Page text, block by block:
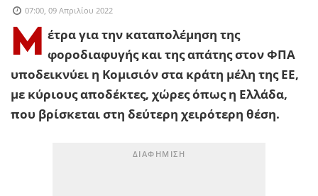
07:00, 09 Απριλίου 2022
Μ
έτρα για την καταπολέμηση της
φοροδιαφυγής και της απάτης στον ΦΠΑ
υποδεικνύει η Κομισιόν στα κράτη μέλη της ΕΕ,
με κύριους αποδέκτες, χώρες όπως η Ελλάδα,
που βρίσκεται στη δεύτερη χειρότερη θέση.